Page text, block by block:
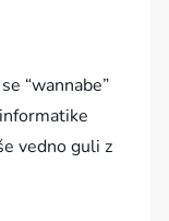
“wannabe”
vedno guli z